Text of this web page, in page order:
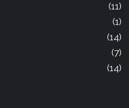
(11)
(1)
(14)
(7)
(14)